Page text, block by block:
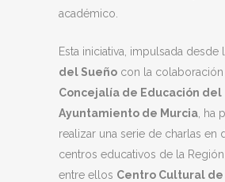
académico.
Esta iniciativa, impulsada desde
del Sueño con la colaboración
Concejalía de Educación del
Ayuntamiento de Murcia , ha
realizar una serie de charlas en
centros educativos de la Región
entre ellos Centro Cultural de